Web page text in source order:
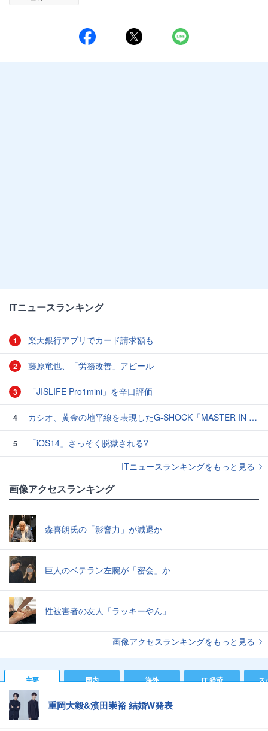
ITニュースランキング
1 楽天銀行アプリでカード請求額も
2 藤原竜也、「労務改善」アピール
3 「JISLIFE Pro1mini」を辛口評価
4 カシオ、黄金の地平線を表現したG-SHOCK「MASTER IN HORIZON GOLD」3モデル
5
「iOS14」さっそく脱獄される?
ITニュースランキングをもっと見る
画像アクセスランキング
森喜朗氏の「影響力」が減退か
巨人のベテラン左腕が「密会」か
性被害者の友人「ラッキーやん」
画像アクセスランキングをもっと見る
主要 国内 海外 IT 経済 ス
重岡大毅&濱田崇裕 結婚W発表